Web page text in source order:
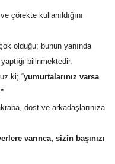
çörekte kullanıldığını
olduğu; bunun yanında
bilinmektedir.
ki; “yumurtalarınız varsa
dost ve arkadaşlarınıza
varınca, sizin başınızı